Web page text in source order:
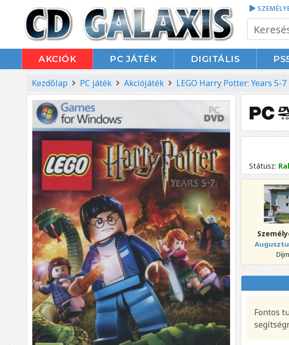
AKCIÓK PC JÁTÉK DIGITÁLIS
Kezdőlap PC játék Akciójáték LEGO Harry Potter: Years 5-7
Státusz:
Fontos